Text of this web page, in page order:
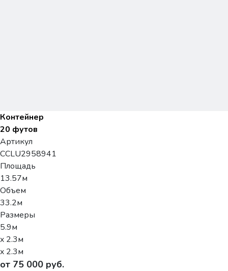
Контейнер
20 футов
Артикул
CCLU2958941
Площадь
13.57м
Объем
33.2м
Размеры
5.9м
x 2.3м
x 2.3м
от 75 000 руб.